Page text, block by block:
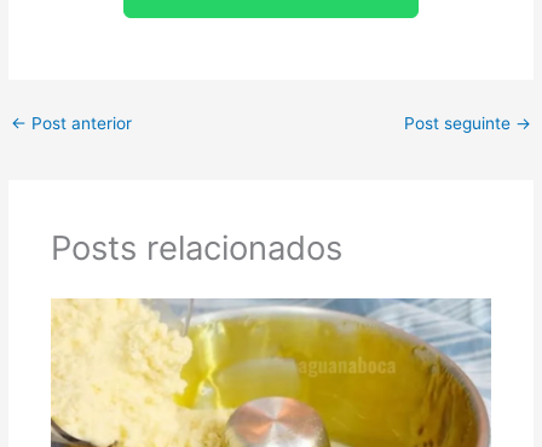
← Post anterior Post seguinte →
Posts relacionados